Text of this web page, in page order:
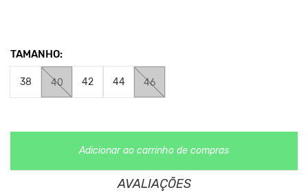
42- Cintura 44cm / Comprimento 50cm
44- Cintura 47cm / Comprimento 51cm
46- Cintura 50cm / Comprimento 52cm
48- Cintura 53cm / Comprimento 53cm
TAMANHO:
38 40 42 44 46
Adicionar ao carrinho de compras
AVALIAÇÕES